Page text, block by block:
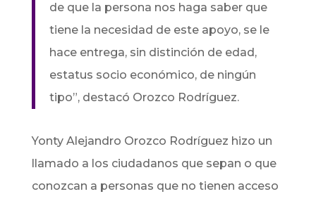
de que la persona nos haga saber que
tiene la necesidad de este apoyo, se le
hace entrega, sin distinción de edad,
estatus socio económico, de ningún
tipo”, destacó Orozco Rodríguez.
Yonty Alejandro Orozco Rodríguez hizo un
llamado a los ciudadanos que sepan o que
conozcan a personas que no tienen acceso